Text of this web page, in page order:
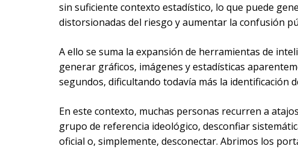
sin suficiente contexto estadístico, lo que puede
distorsionadas del riesgo y aumentar la confusión
A ello se suma la expansión de herramientas de
generar gráficos, imágenes y estadísticas
segundos, dificultando todavía más la identificación
En este contexto, muchas personas recurren a
grupo de referencia ideológico, desconfiar
oficial o, simplemente, desconectar. Abrimos los